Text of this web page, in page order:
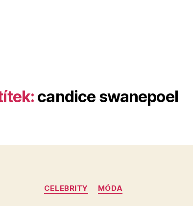
candice swanepoel
Rubriky
CELEBRITY MÓDA